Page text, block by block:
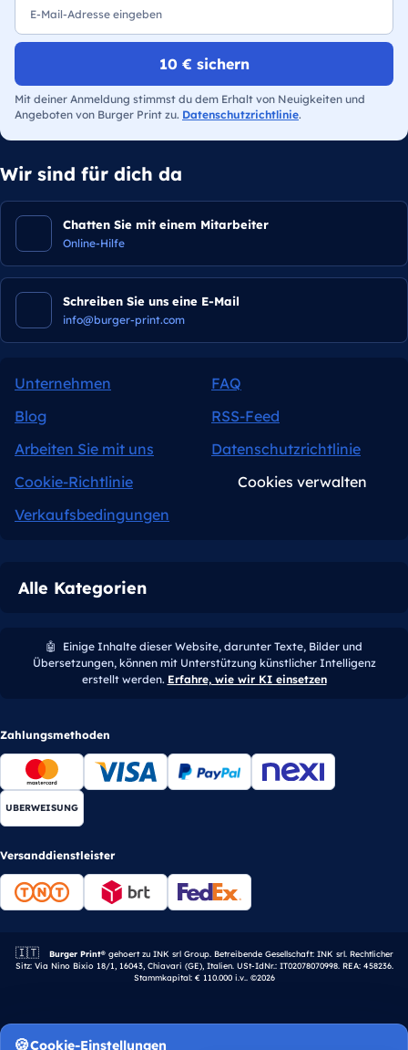
10 € sichern
Mit deiner Anmeldung stimmst du dem Erhalt von Neuigkeiten und
Angeboten von Burger Print zu. Datenschutzrichtlinie.
Wir sind für dich da
Chatten Sie mit einem Mitarbeiter
Online-Hilfe
Schreiben Sie uns eine E-Mail
info@burger-print.com
Unternehmen
FAQ
Blog
RSS-Feed
Arbeiten Sie mit uns
Datenschutzrichtlinie
Cookie-Richtlinie
Cookies verwalten
Verkaufsbedingungen
Alle Kategorien
🤖
Einige Inhalte dieser Website, darunter Texte, Bilder und
Übersetzungen, können mit Unterstützung künstlicher Intelligenz
erstellt werden. Erfahre, wie wir KI einsetzen
Zahlungsmethoden
UBERWEISUNG
Versanddienstleister
🇮🇹 Italienisches Unternehmen.
Burger Print®gehoert zu INK srl Group. Betreibende Gesellschaft: INK srl. Rechtlicher
Sitz: Via Nino Bixio 18/1, 16043, Chiavari (GE), Italien. USt-IdNr.: IT02078070998. REA: 458236.
Stammkapital: € 110.000 i.v.. ©2026
Cookie-Einstellungen